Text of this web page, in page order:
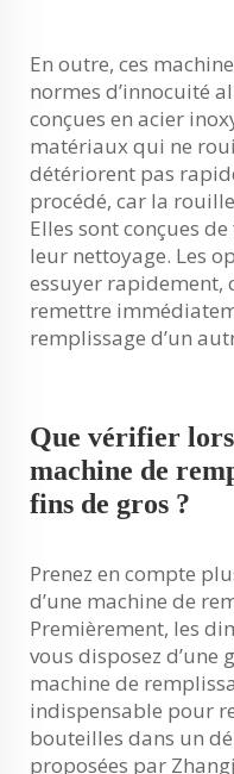
En outre, ces
normes d’innocuité
conçues en acier
matériaux qui ne
détériorent pas
procédé, car la
Elles sont conçues
leur nettoyage. Les
essuyer rapidement,
remettre
remplissage d’un
Que vérifier lors
machine de
fins de gros ?
Prenez en compte
d’une machine de
Premièrement, les
vous disposez d’une
machine de
indispensable pour
bouteilles dans un
proposées par